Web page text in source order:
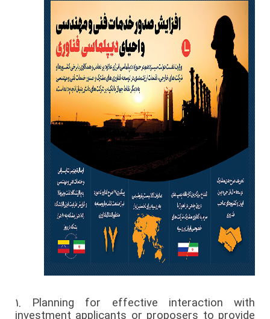
1. Planning for effective interaction with